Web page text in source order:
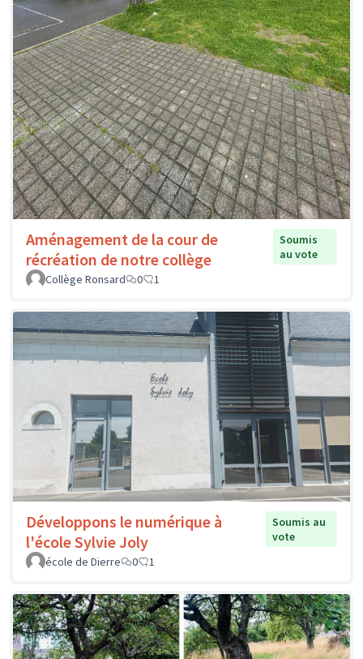
Aménagement de la cour de
récréation de notre collège
Soumis
au vote
Collège Ronsard
0 1
Développons le numérique à
l'école Sylvie Joly
Soumis au
vote
école de Dierre
0 1